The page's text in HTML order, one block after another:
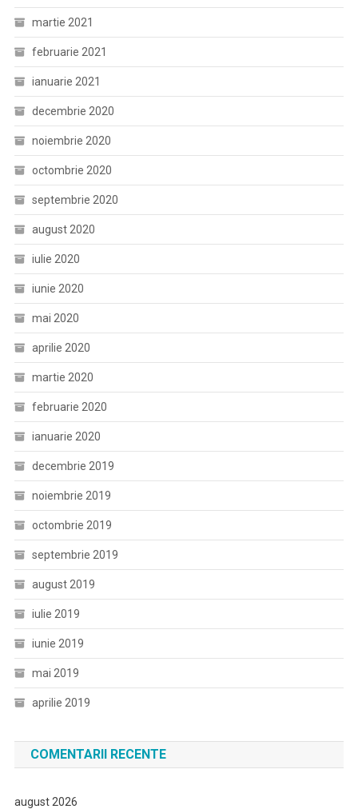
martie 2021
februarie 2021
ianuarie 2021
decembrie 2020
noiembrie 2020
octombrie 2020
septembrie 2020
august 2020
iulie 2020
iunie 2020
mai 2020
aprilie 2020
martie 2020
februarie 2020
ianuarie 2020
decembrie 2019
noiembrie 2019
octombrie 2019
septembrie 2019
august 2019
iulie 2019
iunie 2019
mai 2019
aprilie 2019
COMENTARII RECENTE
august 2026